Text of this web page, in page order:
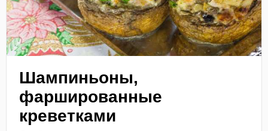
Шампиньоны,
фаршированные
креветками